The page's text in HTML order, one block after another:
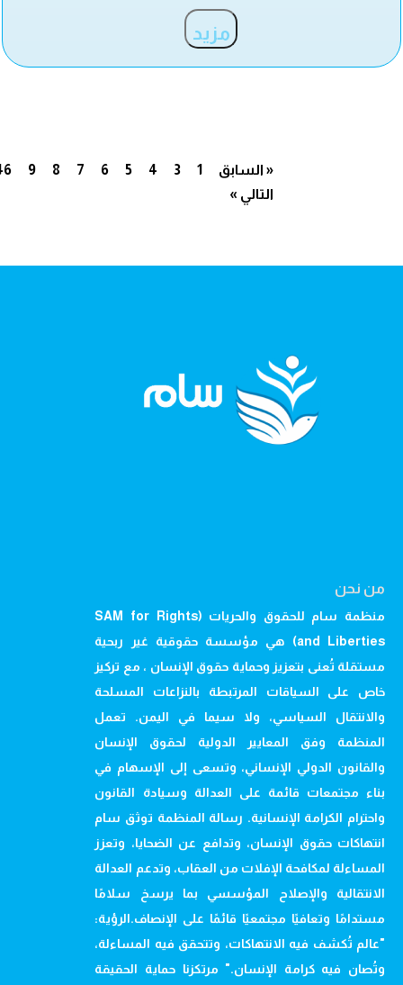
مزيد
« السابق 1
3
4
5
6
7
8
9
التالي »
من نحن
منظمة سام للحقوق والحريات (SAM for Rights
and Liberties) هي مؤسسة حقوقية غير ربحية
مستقلة تُعنى بتعزيز وحماية حقوق الإنسان ، مع تركيز
خاص على السياقات المرتبطة بالنزاعات المسلحة
والانتقال السياسي، ولا سيما في اليمن. تعمل
المنظمة وفق المعايير الدولية لحقوق الإنسان
والقانون الدولي الإنساني، وتسعى إلى الإسهام في
بناء مجتمعات قائمة على العدالة وسيادة القانون
واحترام الكرامة الإنسانية. رسالة المنظمة توثق سام
انتهاكات حقوق الإنسان، وتدافع عن الضحايا، وتعزز
المساءلة لمكافحة الإفلات من العقاب، وتدعم العدالة
الانتقالية والإصلاح المؤسسي بما يرسخ سلامًا
مستدامًا وتعافيًا مجتمعيًا قائمًا على الإنصاف.الرؤية:
"عالم تُكشف فيه الانتهاكات، وتتحقق فيه المساءلة،
وتُصان فيه كرامة الإنسان." مرتكزنا حماية الحقيقة